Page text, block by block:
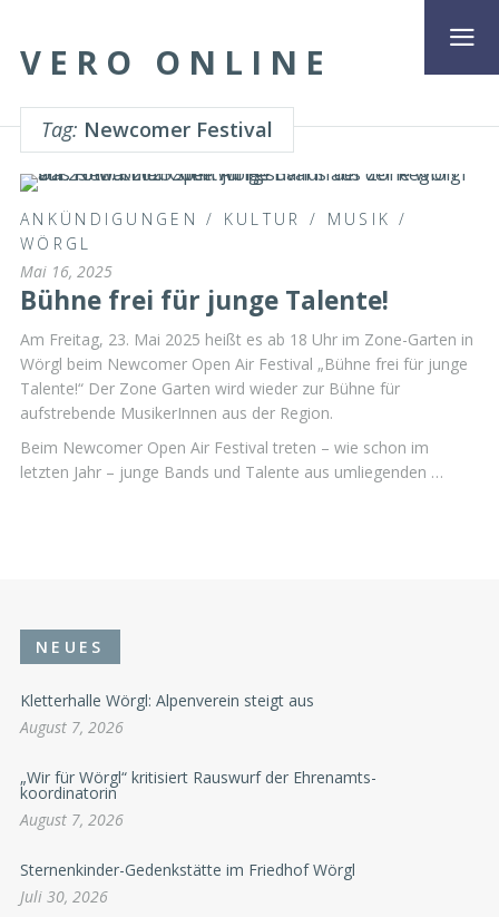
VERO ONLINE
Tag: Newcomer Festival
ANKÜNDIGUNGEN / KULTUR / MUSIK /
WÖRGL
Mai 16, 2025
Bühne frei für junge Talente!
Am Freitag, 23. Mai 2025 heißt es ab 18 Uhr im Zone-Garten in
Wörgl beim Newcomer Open Air Festival „Bühne frei für junge
Talente!“ Der Zone Garten wird wieder zur Bühne für
aufstrebende MusikerInnen aus der Region.
Beim Newcomer Open Air Festival treten – wie schon im
letzten Jahr – junge Bands und Talente aus umliegenden …
NEUES
Kletterhalle Wörgl: Alpenverein steigt aus
August 7, 2026
„Wir für Wörgl“ kritisiert Rauswurf der Ehrenamts-
koordinatorin
August 7, 2026
Sternenkinder-Gedenkstätte im Friedhof Wörgl
Juli 30, 2026